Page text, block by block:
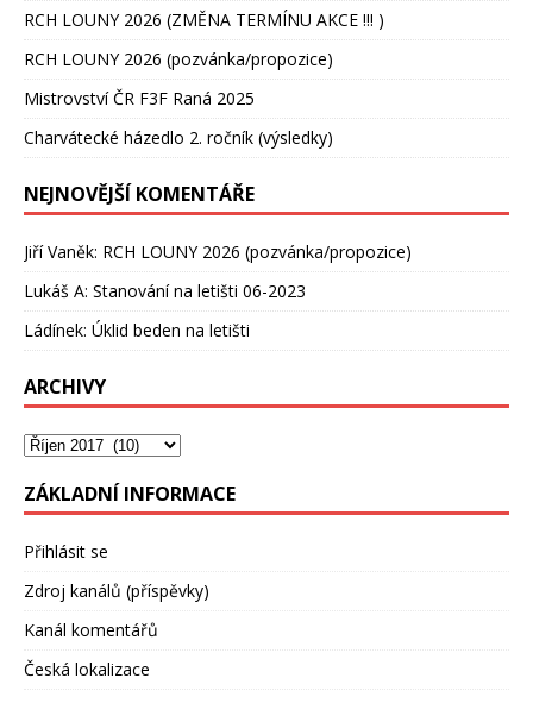
RCH LOUNY 2026 (ZMĚNA TERMÍNU AKCE !!! )
RCH LOUNY 2026 (pozvánka/propozice)
Mistrovství ČR F3F Raná 2025
Charvátecké házedlo 2. ročník (výsledky)
NEJNOVĚJŠÍ KOMENTÁŘE
Jiří Vaněk: RCH LOUNY 2026 (pozvánka/propozice)
Lukáš A: Stanování na letišti 06-2023
Ládínek: Úklid beden na letišti
ARCHIVY
ZÁKLADNÍ INFORMACE
Přihlásit se
Zdroj kanálů (příspěvky)
Kanál komentářů
Česká lokalizace